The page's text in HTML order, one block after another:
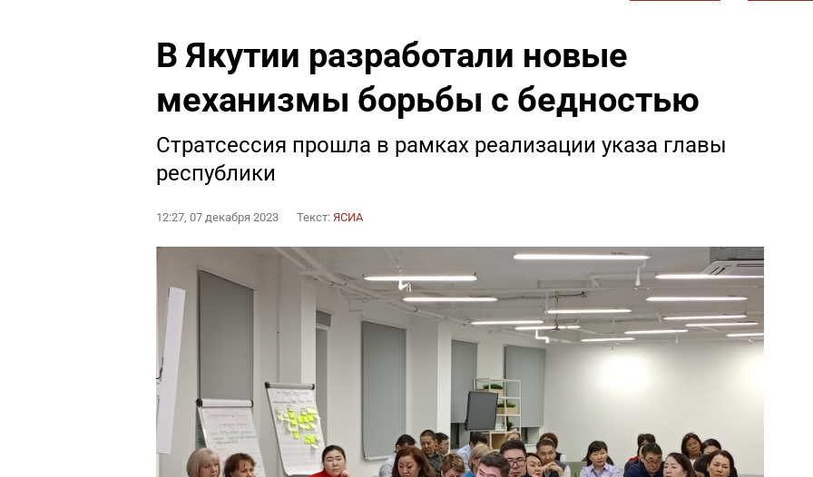
В Якутии разработали новые
механизмы борьбы с бедностью
Стратсессия прошла в рамках реализации указа главы
республики
12:27, 07 декабря 2023 Текст: ЯСИА